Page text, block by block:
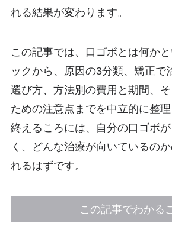
れる結果が変わります。
この記事では、口ゴボとは何か
ックから、原因の3分類、矯正で
選び方、方法別の費用と期間、
ための注意点までを中立的に整
終えるころには、自分の口ゴボ
く、どんな治療が向いているの
れるはずです。
この記事でわかる